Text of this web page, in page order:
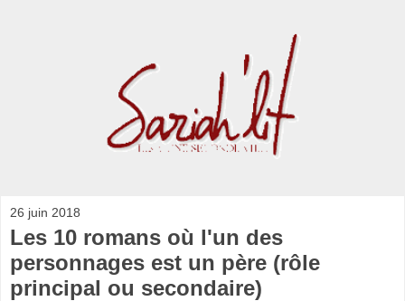
26 juin 2018
Les 10 romans où l'un des
personnages est un père (rôle
principal ou secondaire)